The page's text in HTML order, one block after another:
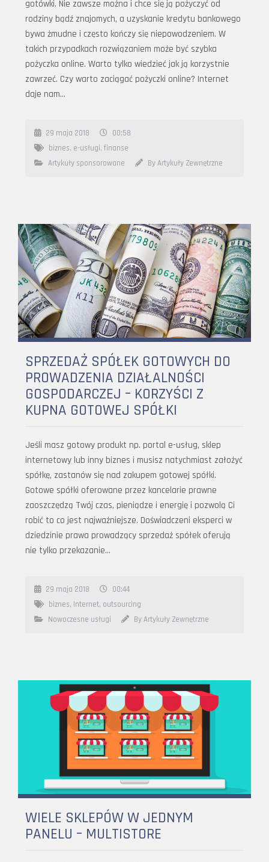
gotówki. Nie zawsze można i chce się ją pożyczyć od
rodziny bądź znajomych, a uzyskanie kredytu bankowego
bywa żmudne i często kończy się niepowodzeniem. W
takich przypadkach rozwiązaniem może być szybka
pożyczka online. Warto tylko wiedzieć jak ją korzystnie
zawrzeć. Czy warto zaciągać pożyczki online? Internet
daje nam…
29 maja 2018
00:58
biznes, e-usługi, finanse
Artykuły sponsorowane
By Artykuły Zewnętrzne
SPRZEDAŻ SPÓŁEK GOTOWYCH DO
PROWADZENIA DZIAŁALNOŚCI
GOSPODARCZEJ – KORZYŚCI Z
KUPNA GOTOWEJ SPÓŁKI
Jeśli masz gotowy produkt np. portal e-usług, sklep
internetowy lub inny biznes i musisz natychmiast założyć
spółkę, zastanów się nad zakupem gotowej spółki.
Gotowe spółki oferowane przez kancelarie prawne
zaoszczędzą Twój czas, pieniądze i energię i pozwolą Ci
robić to co jest najważniejsze. Doświadczeni eksperci w
dziedzinie prawa prowadzący sprzedaż spółek oferują
nie tylko przekazanie…
29 maja 2018
00:44
biznes, Internet, outsourcing
Nowoczesne usługi
By Artykuły Zewnętrzne
WIELE SKLEPÓW W JEDNYM
PANELU – MULTISTORE